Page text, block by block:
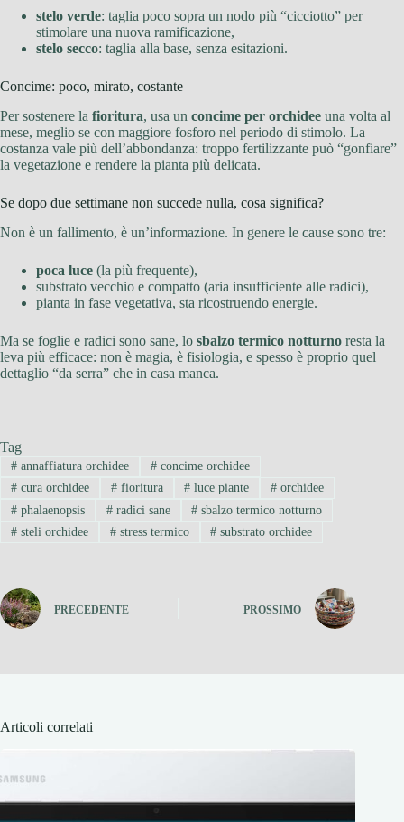
stelo verde: taglia poco sopra un nodo più “cicciotto” per
stimolare una nuova ramificazione,
stelo secco: taglia alla base, senza esitazioni.
Concime: poco, mirato, costante
Per sostenere la fioritura, usa un concime per orchidee una volta al
mese, meglio se con maggiore fosforo nel periodo di stimolo. La
costanza vale più dell’abbondanza: troppo fertilizzante può “gonfiare”
la vegetazione e rendere la pianta più delicata.
Se dopo due settimane non succede nulla, cosa significa?
Non è un fallimento, è un’informazione. In genere le cause sono tre:
poca luce (la più frequente),
substrato vecchio e compatto (aria insufficiente alle radici),
pianta in fase vegetativa, sta ricostruendo energie.
Ma se foglie e radici sono sane, lo sbalzo termico notturno resta la
leva più efficace: non è magia, è fisiologia, e spesso è proprio quel
dettaglio “da serra” che in casa manca.
Tag
#annaffiatura orchidee #concime orchidee
#cura orchidee #fioritura # luce piante # orchidee
#phalaenopsis #radici sane # sbalzo termico notturno
#steli orchidee #stress termico # substrato orchidee
PRECEDENTE PROSSIMO
Articoli correlati